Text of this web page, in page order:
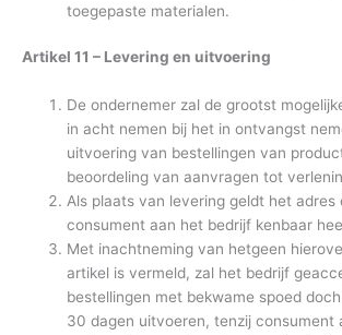
toegepaste materialen.
Artikel 11 – Levering en uitvoering
De ondernemer zal de grootst
in acht nemen bij het in ontvangst
uitvoering van bestellingen van
beoordeling van aanvragen tot
Als plaats van levering geldt het adres
consument aan het bedrijf kenbaar
Met inachtneming van hetgeen
artikel is vermeld, zal het bedrijf
bestellingen met bekwame spoed
30 dagen uitvoeren, tenzij consument